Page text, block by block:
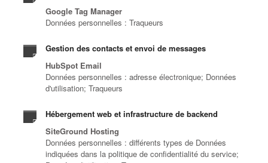
Google Tag Manager
Données personnelles : Traqueurs
Gestion des contacts et envoi de messages
HubSpot Email
Données personnelles : adresse électronique; Données
d'utilisation; Traqueurs
Hébergement web et infrastructure de backend
SiteGround Hosting
Données personnelles : différents types de Données
indiquées dans la politique de confidentialité du service;